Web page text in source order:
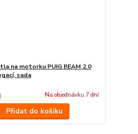
na motorku PUIG BEAM 2.0
sada
Na objednávku 7 dní
Přidat do košíku